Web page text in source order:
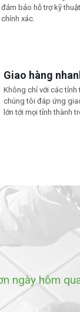
đảm bảo hỗ trợ kỹ
chính xác.
Giao hàng
Không chỉ với các tỉnh
chúng tôi đáp ứng
lớn tới mọi tỉnh thành
ngày hôm